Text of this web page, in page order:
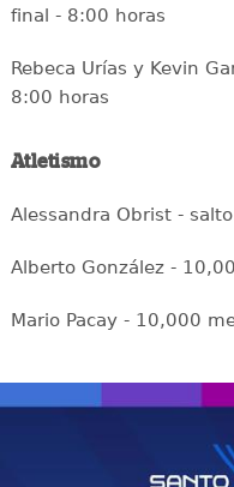
final - 8:00 horas
Rebeca Urías y Kevin
8:00 horas
Atletismo
Alessandra Obrist -
Alberto González -
Mario Pacay - 10,000